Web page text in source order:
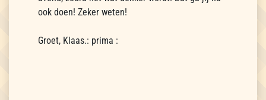
ook doen! Zeker weten!
Groet, Klaas.: prima :